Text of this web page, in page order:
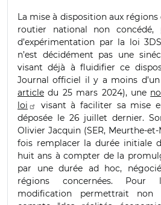
La mise à disposition aux
routier national non concédé,
d’expérimentation par la loi
n’est décidément pas une
visant déjà à fluidifier ce
Journal officiel il y a moins
article du 25 mars 2024), une
loi
visant à faciliter sa mise
déposée le 26 juillet dernier.
Olivier Jacquin (SER, Meurthe-
fois remplacer la durée initiale
huit ans à compter de la
par une durée ad hoc,
régions concernées. Pour
modification permettrait non